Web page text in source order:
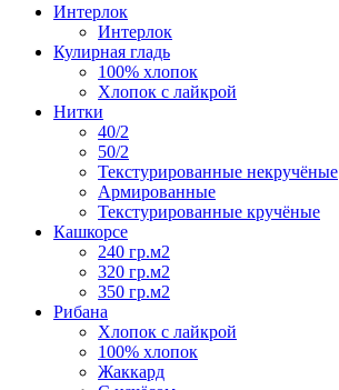
Интерлок
Интерлок
Кулирная гладь
100% хлопок
Хлопок с лайкрой
Нитки
40/2
50/2
Текстурированные некручёные
Армированные
Текстурированные кручёные
Кашкорсе
240 гр.м2
320 гр.м2
350 гр.м2
Рибана
Хлопок с лайкрой
100% хлопок
Жаккард